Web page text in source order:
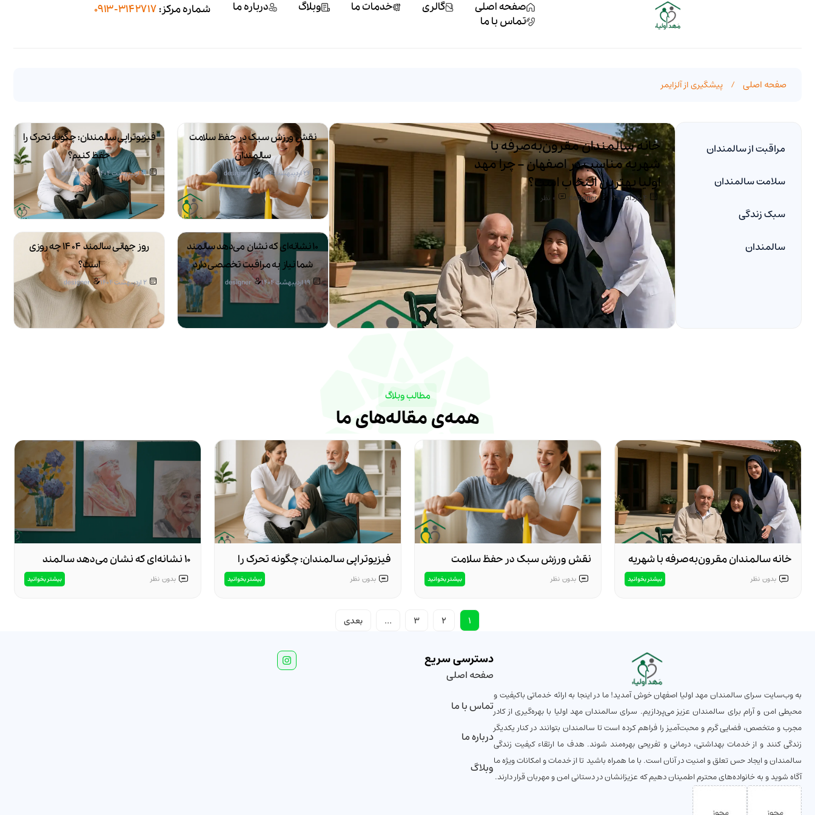
صفحه اصلی گالری خدمات ما وبلاگ
درباره ما
تماس با ما
شماره مرکز:3142717-0913
صفحه اصلی / پیشگیری از آلزایمر
مراقبت از سالمندان
سلامت سالمندان
سبک زندگی
سالمندان
خانه سالمندان مقرون‌به‌صرفه با
شهریه مناسب در اصفهان – چرا مهد
اولیا بهترین انتخاب است؟
4 خرداد 1404 designer
0 نظر
نقش ورزش سبک در حفظ سلامت
سالمندان
24 اردیبهشت 1404 designer
فیزیوتراپی سالمندان: چگونه تحرک را
حفظ کنیم؟
21 اردیبهشت 1404 designer
۱۰ نشانه‌ای که نشان می‌دهد سالمند
شما نیاز به مراقبت تخصصی دارد
19 اردیبهشت 1404 designer
روز جهانی سالمند ۱۴۰۴ چه روزی
است؟
2 اردیبهشت 1404 designer
مطالب وبلاگ
همه‌ی مقاله‌های ما
خانه سالمندان مقرون‌به‌صرفه با شهریه
مناسب در اصفهان – چرا مهد اولیا
بهترین انتخاب است؟
بدون نظر بیشتر بخوانید
نقش ورزش سبک در حفظ سلامت
سالمندان
بدون نظر بیشتر بخوانید
فیزیوتراپی سالمندان: چگونه تحرک را
حفظ کنیم؟
بدون نظر بیشتر بخوانید
۱۰ نشانه‌ای که نشان می‌دهد سالمند
شما نیاز به مراقبت تخصصی دارد
بدون نظر بیشتر بخوانید
1
2
3
… بعدی
به وب‌سایت سرای سالمندان مهد اولیا اصفهان خوش آمدید! ما در اینجا به ارائه خدماتی باکیفیت و
محیطی امن و آرام برای سالمندان عزیز می‌پردازیم. سرای سالمندان مهد اولیا با بهره‌گیری از کادر
مجرب و متخصص، فضایی گرم و محبت‌آمیز را فراهم کرده است تا سالمندان بتوانند در کنار یکدیگر
زندگی کنند و از خدمات بهداشتی، درمانی و تفریحی بهره‌مند شوند. هدف ما ارتقاء کیفیت زندگی
سالمندان و ایجاد حس تعلق و امنیت در آنان است. با ما همراه باشید تا از خدمات و امکانات ویژه ما
آگاه شوید و به خانواده‌های محترم اطمینان دهیم که عزیزانشان در دستانی امن و مهربان قرار دارند.
دسترسی سریع
صفحه اصلی
تماس با ما
درباره ما
وبلاگ